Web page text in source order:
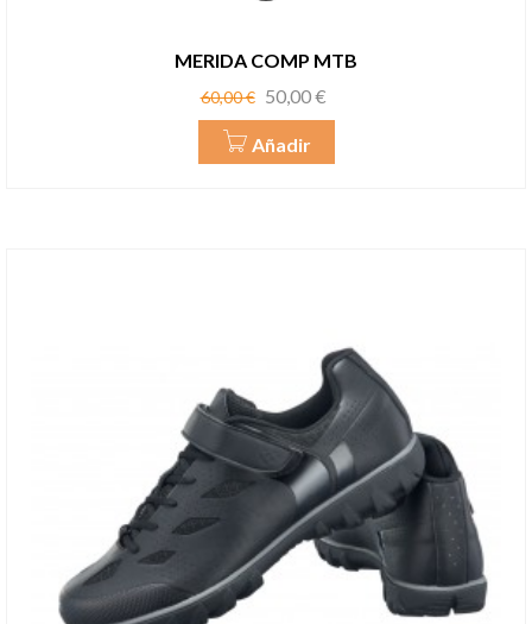
MERIDA COMP MTB
Precio
base
60,00 € Precio
50,00 €
Añadir